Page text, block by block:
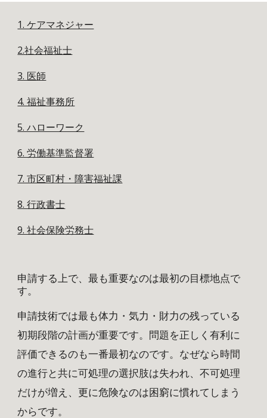
1. ケアマネジャー
2.社会福祉士
3. 医師
4. 福祉事務所
5. ハローワーク
6. 労働基準監督署
7. 市区町村・障害福祉課
8. 行政書士
9. 社会保険労務士
申請する上で、最も重要なのは最初の目標地点で
す。
申請技術では最も体力・気力・財力の残っている
初期段階の計画が重要です。問題を正しく有利に
評価できるのも一番最初なのです。なぜなら時間
の進行と共に可処理の選択肢は失われ、不可処理
だけが増え、更に危険なのは困窮に慣れてしまう
からです。